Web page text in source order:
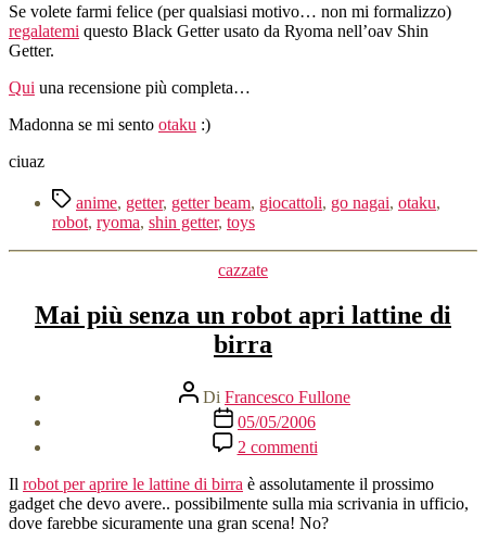
Se volete farmi felice (per qualsiasi motivo… non mi formalizzo)
regalatemi questo Black Getter usato da Ryoma nell’oav Shin
Getter.
Qui una recensione più completa…
Madonna se mi sento otaku :)
ciuaz
Tag anime, getter, getter beam, giocattoli, go nagai, otaku,
robot, ryoma, shin getter, toys
Categorie
cazzate
Mai più senza un robot apri lattine di
birra
Autore
articolo
Di Francesco Fullone
Data
dell'articolo
05/05/2006
2 commentisu
Mai
più
senza
un
Il robot per aprire le lattine di birra è assolutamente il prossimo
gadget che devo avere.. possibilmente sulla mia scrivania in ufficio,
dove farebbe sicuramente una gran scena! No?